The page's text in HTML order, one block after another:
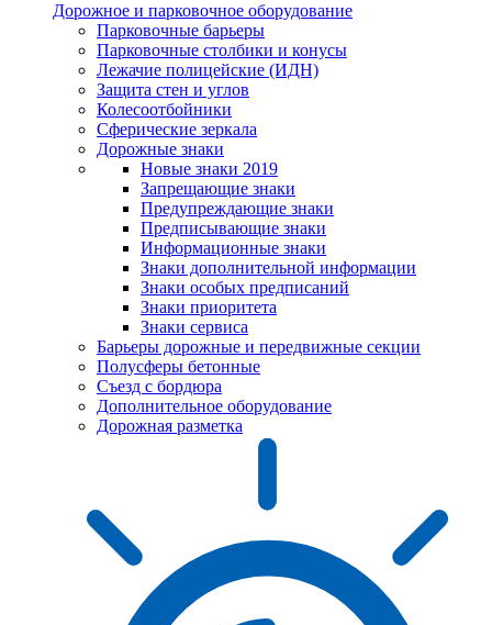
Дорожное и парковочное оборудование
Парковочные барьеры
Парковочные столбики и конусы
Лежачие полицейские (ИДН)
Защита стен и углов
Колесоотбойники
Сферические зеркала
Дорожные знаки
Новые знаки 2019
Запрещающие знаки
Предупреждающие знаки
Предписывающие знаки
Информационные знаки
Знаки дополнительной информации
Знаки особых предписаний
Знаки приоритета
Знаки сервиса
Барьеры дорожные и передвижные секции
Полусферы бетонные
Съезд с бордюра
Дополнительное оборудование
Дорожная разметка